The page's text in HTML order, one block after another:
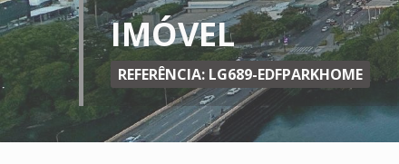
IMÓVEL
REFERÊNCIA: LG689-EDFPARKHOME